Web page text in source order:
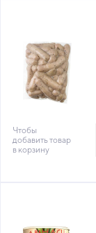
Чтобы
добавить товар
в корзину